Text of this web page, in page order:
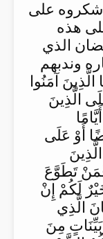
على
هذه
الذي
وندبهم
الَّذِينَ آمَنُوا
الَّذِينَ
تَتَّقُونَ (183) أَيَّامًا
أَوْ عَلَى
تَطَوَّعَ
لَكُمْ إِنْ
رَمَضَانَ الَّذِي
مِنَ